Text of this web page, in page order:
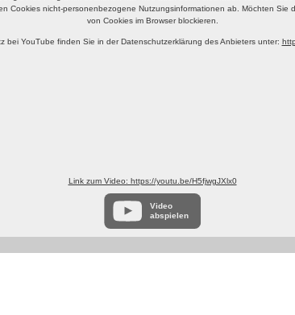
Cookies nicht-personenbezogene Nutzungsinformationen ab. Möchten Sie
von Cookies im Browser blockieren.
bei YouTube finden Sie in der Datenschutzerklärung des Anbieters unter:
Link zum Video: https://youtu.be/H5fjwgJXlx0
Video
abspielen